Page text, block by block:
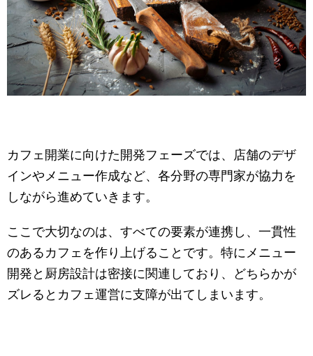
カフェ開業に向けた開発フェーズでは、店舗のデザ
インやメニュー作成など、各分野の専門家が協力を
しながら進めていきます。
ここで大切なのは、すべての要素が連携し、一貫性
のあるカフェを作り上げることです。特にメニュー
開発と厨房設計は密接に関連しており、どちらかが
ズレるとカフェ運営に支障が出てしまいます。